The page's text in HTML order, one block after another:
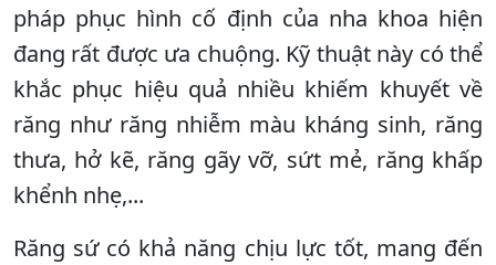
pháp phục hình cố định của nha khoa hiện
đang rất được ưa chuộng. Kỹ thuật này có thể
khắc phục hiệu quả nhiều khiếm khuyết về
răng như răng nhiễm màu kháng sinh, răng
thưa, hở kẽ, răng gãy vỡ, sứt mẻ, răng khấp
khểnh nhẹ,...
Răng sứ có khả năng chịu lực tốt, mang đến